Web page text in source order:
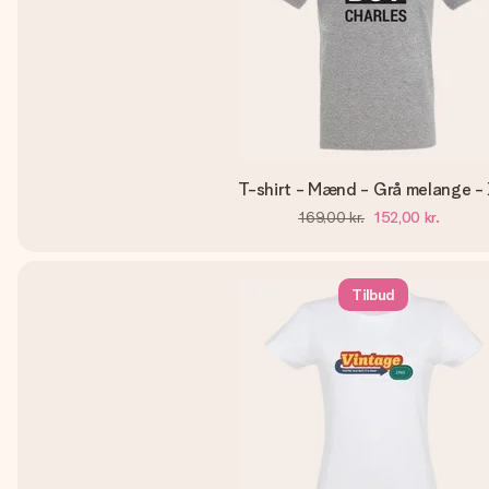
T-shirt - Mænd - Grå melange -
169,00 kr. 152,00 kr.
Tilbud